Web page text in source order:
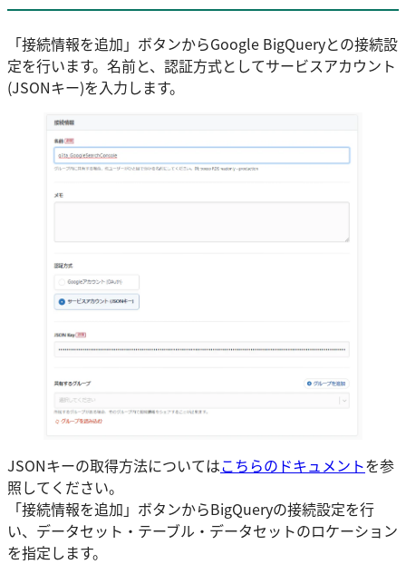
「接続情報を追加」ボタンからGoogle BigQueryとの接続設
定を行います。名前と、認証方式としてサービスアカウント
(JSONキー)を入力します。
JSONキーの取得方法についてはこちらのドキュメントを参
照してください。
「接続情報を追加」ボタンからBigQueryの接続設定を行
い、データセット・テーブル・データセットのロケーション
を指定します。